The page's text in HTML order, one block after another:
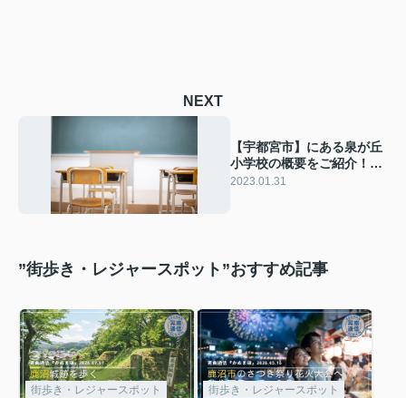
NEXT
【宇都宮市】にある泉が丘
小学校の概要をご紹介！本
校周辺の住環境も解説
2023.01.31
”街歩き・レジャースポット”おすすめ記事
街歩き・レジャースポット 街歩き・レジャースポット